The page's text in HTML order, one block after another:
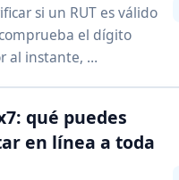
si un RUT es válido
el dígito
al instante, …
qué puedes
en línea a toda